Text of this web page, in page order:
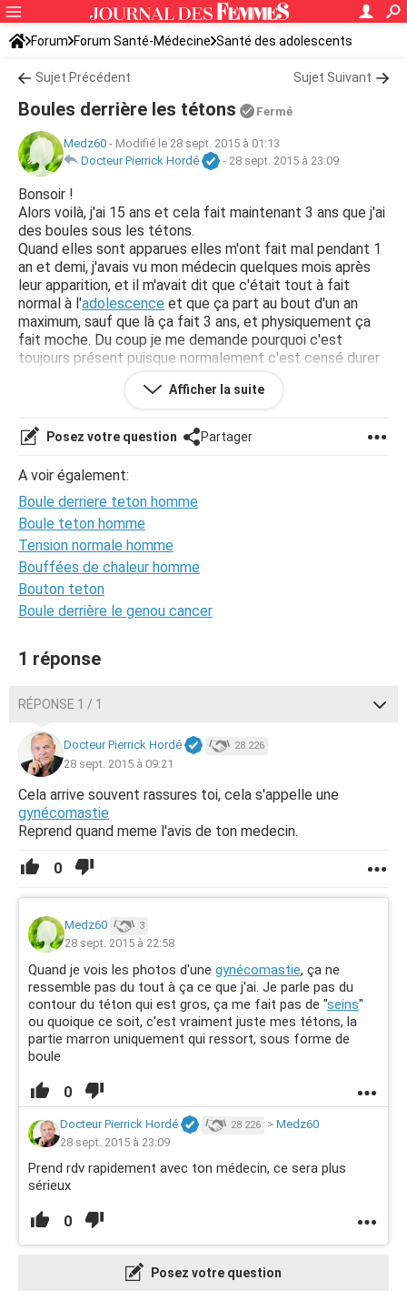
Forum Forum Santé-Médecine Santé des adolescents
Sujet Précédent Sujet Suivant
Boules derrière les tétons Fermé
Medz60 - Modifié le 28 sept. 2015 à 01:13
Docteur Pierrick Hordé
- 28 sept. 2015 à 23:09
Bonsoir !
Alors voilà, j'ai 15 ans et cela fait maintenant 3 ans que j'ai
des boules sous les tétons.
Quand elles sont apparues elles m'ont fait mal pendant 1
an et demi, j'avais vu mon médecin quelques mois après
leur apparition, et il m'avait dit que c'était tout à fait
normal à l'adolescence et que ça part au bout d'un an
maximum, sauf que là ça fait 3 ans, et physiquement ça
fait moche. Du coup je me demande pourquoi c'est
toujours présent puisque normalement c'est censé durer
Bref, physiquement ça me dérange, mes tétons
gonflés.
Devrais-je reprendre rendez-vous ?
Afficher la suite
Posez votre question Partager
A voir également:
Boule derriere teton homme
Boule teton homme
Tension normale homme
Bouffées de chaleur homme
Bouton teton
Boule derrière le genou cancer
1 réponse
RÉPONSE 1 / 1
Docteur Pierrick Hordé 28 226
28 sept. 2015 à 09:21
Cela arrive souvent rassures toi, cela s'appelle une
gynécomastie
Reprend quand meme l'avis de ton medecin.
0
Medz60 3
28 sept. 2015 à 22:58
Quand je vois les photos d'une gynécomastie, ça ne
ressemble pas du tout à ça ce que j'ai. Je parle pas du
contour du téton qui est gros, ça me fait pas de "seins"
ou quoique ce soit, c'est vraiment juste mes tétons, la
partie marron uniquement qui ressort, sous forme de
boule
0
Docteur Pierrick Hordé 28 226 > Medz60
28 sept. 2015 à 23:09
Prend rdv rapidement avec ton médecin, ce sera plus
sérieux
0
Posez votre question